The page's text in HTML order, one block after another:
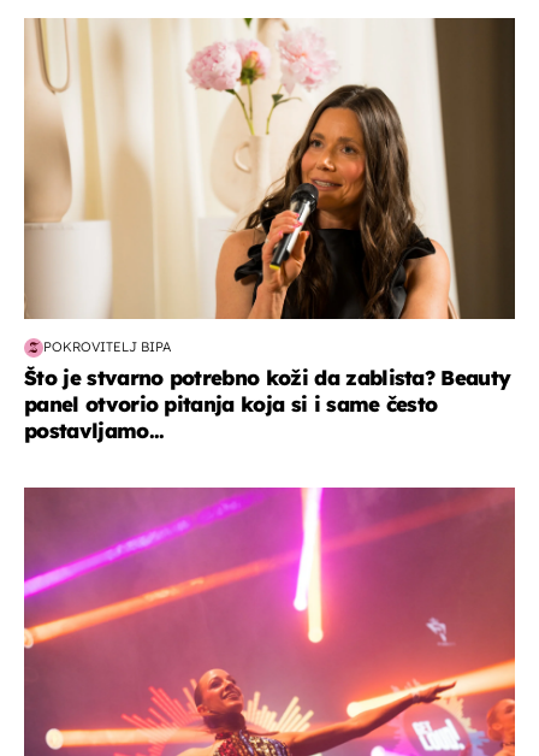
moda & ljepota
POKROVITELJ BIPA
Što je stvarno potrebno koži da zablista? Beauty
panel otvorio pitanja koja si i same često
postavljamo...